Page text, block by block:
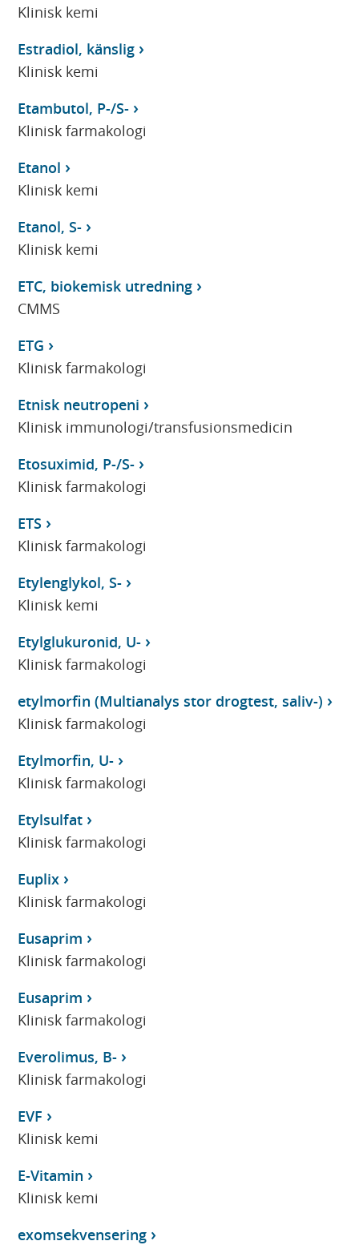
Klinisk kemi
Estradiol, känslig
Klinisk kemi
Etambutol, P-/S-
Klinisk farmakologi
Etanol
Klinisk kemi
Etanol, S-
Klinisk kemi
ETC, biokemisk utredning
CMMS
ETG
Klinisk farmakologi
Etnisk neutropeni
Klinisk immunologi/transfusionsmedicin
Etosuximid, P-/S-
Klinisk farmakologi
ETS
Klinisk farmakologi
Etylenglykol, S-
Klinisk kemi
Etylglukuronid, U-
Klinisk farmakologi
etylmorfin (Multianalys stor drogtest, saliv-)
Klinisk farmakologi
Etylmorfin, U-
Klinisk farmakologi
Etylsulfat
Klinisk farmakologi
Euplix
Klinisk farmakologi
Eusaprim
Klinisk farmakologi
Eusaprim
Klinisk farmakologi
Everolimus, B-
Klinisk farmakologi
EVF
Klinisk kemi
E-Vitamin
Klinisk kemi
exomsekvensering